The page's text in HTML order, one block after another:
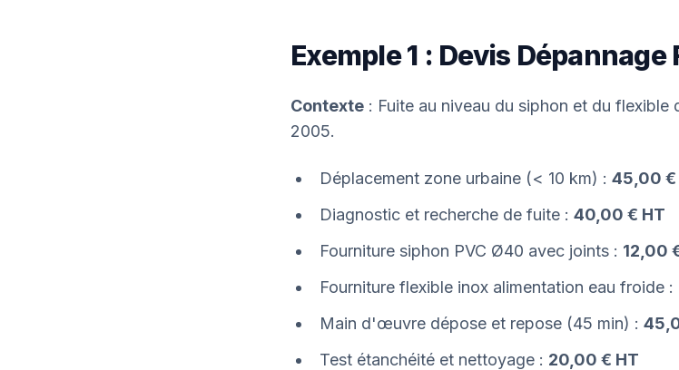
Exemple 1 : Devis Dépannage
Contexte : Fuite au niveau du siphon et du
2005.
Déplacement zone urbaine (< 10 km) : 45,00 €
Diagnostic et recherche de fuite : 40,00 € HT
Fourniture siphon PVC Ø40 avec joints : 12,00
Fourniture flexible inox alimentation eau froide :
Main d'œuvre dépose et repose (45 min) :
Test étanchéité et nettoyage : 20,00 € HT